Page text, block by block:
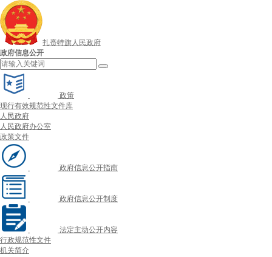
扎赉特旗人民政府
政府信息公开
政策
现行有效规范性文件库
人民政府
人民政府办公室
政策文件
政府信息公开指南
政府信息公开制度
法定主动公开内容
行政规范性文件
机关简介